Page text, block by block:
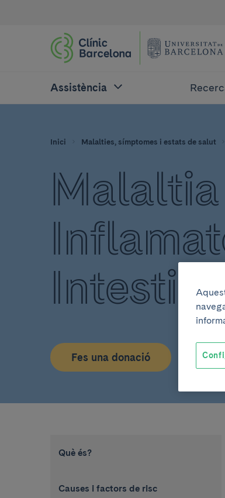
Assistència
Inici Malalties, símptomes i estats de salut
Malaltia
Fes una donació
Què és?
Causes i factors de risc